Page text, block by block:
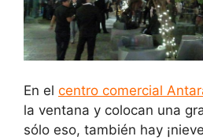
En el centro comercial
la ventana y colocan una
sólo eso, también hay